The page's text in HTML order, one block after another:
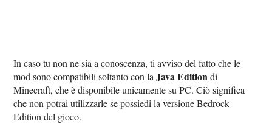
In caso tu non ne sia a conoscenza, ti avviso del fatto che le
mod sono compatibili soltanto con laJava Editiondi
Minecraft, che è disponibile unicamente su PC. Ciò significa
che non potrai utilizzarle se possiedi la versione Bedrock
Edition del gioco.